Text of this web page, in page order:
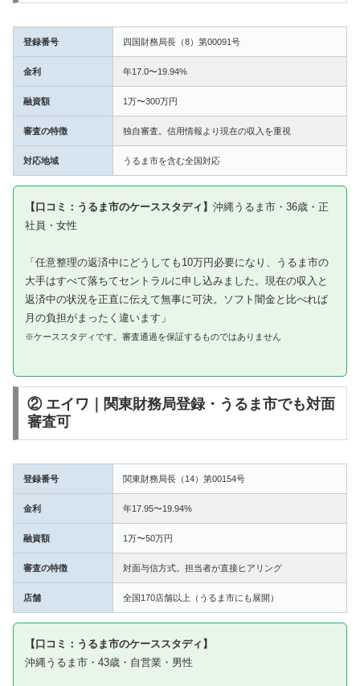
登録番号 四国財務局長（8）第00091号
金利 年17.0〜19.94%
融資額 1万〜300万円
審査の特徴 独自審査。信用情報より現在の収入を重視
対応地域 うるま市を含む全国対応
【口コミ：うるま市のケーススタディ】 沖縄うるま市・36歳・正
社員・女性
「任意整理の返済中にどうしても10万円必要になり、うるま市の
大手はすべて落ちてセントラルに申し込みました。現在の収入と
返済中の状況を正直に伝えて無事に可決。ソフト闇金と比べれば
月の負担がまったく違います」
※ケーススタディです。審査通過を保証するものではありません
② エイワ｜関東財務局登録・うるま市でも対面
審査可
登録番号 関東財務局長（14）第00154号
金利 年17.95〜19.94%
融資額 1万〜50万円
審査の特徴 対面与信方式。担当者が直接ヒアリング
店舗 全国170店舗以上（うるま市にも展開）
【口コミ：うるま市のケーススタディ】
沖縄うるま市・43歳・自営業・男性